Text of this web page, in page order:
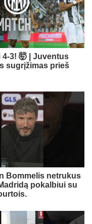
4-3! 🤯 | Juventus
sugrįžimas prieš
Bommelis netrukus
pokalbiui su